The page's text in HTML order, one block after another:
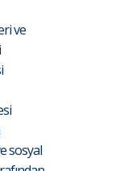
ve
sosyal